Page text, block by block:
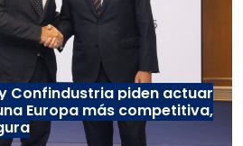
y Confindustria piden actuar
Europa más competitiva,